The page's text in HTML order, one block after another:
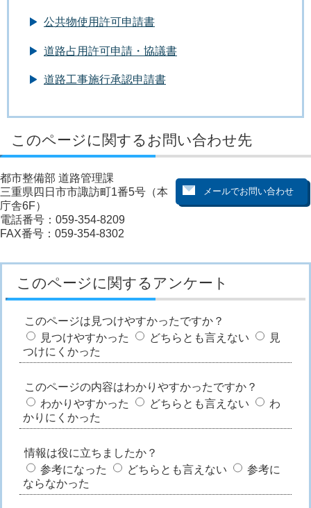
公共物使用許可申請書
道路占用許可申請・協議書
道路工事施行承認申請書
このページに関するお問い合わせ先
都市整備部 道路管理課
三重県四日市市諏訪町1番5号（本
庁舎6F）
電話番号：059-354-8209
FAX番号：059-354-8302
このページに関するアンケート
このページは見つけやすかったですか？
見つけやすかった
どちらとも言えない
見
つけにくかった
このページの内容はわかりやすかったですか？
わかりやすかった
どちらとも言えない
わ
かりにくかった
情報は役に立ちましたか？
参考になった
どちらとも言えない
参考に
ならなかった